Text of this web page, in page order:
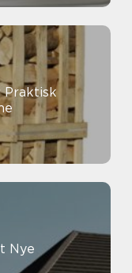
Praktisk
Nye